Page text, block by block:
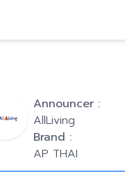
Announcer :
AllLiving
Brand :
AP THAI